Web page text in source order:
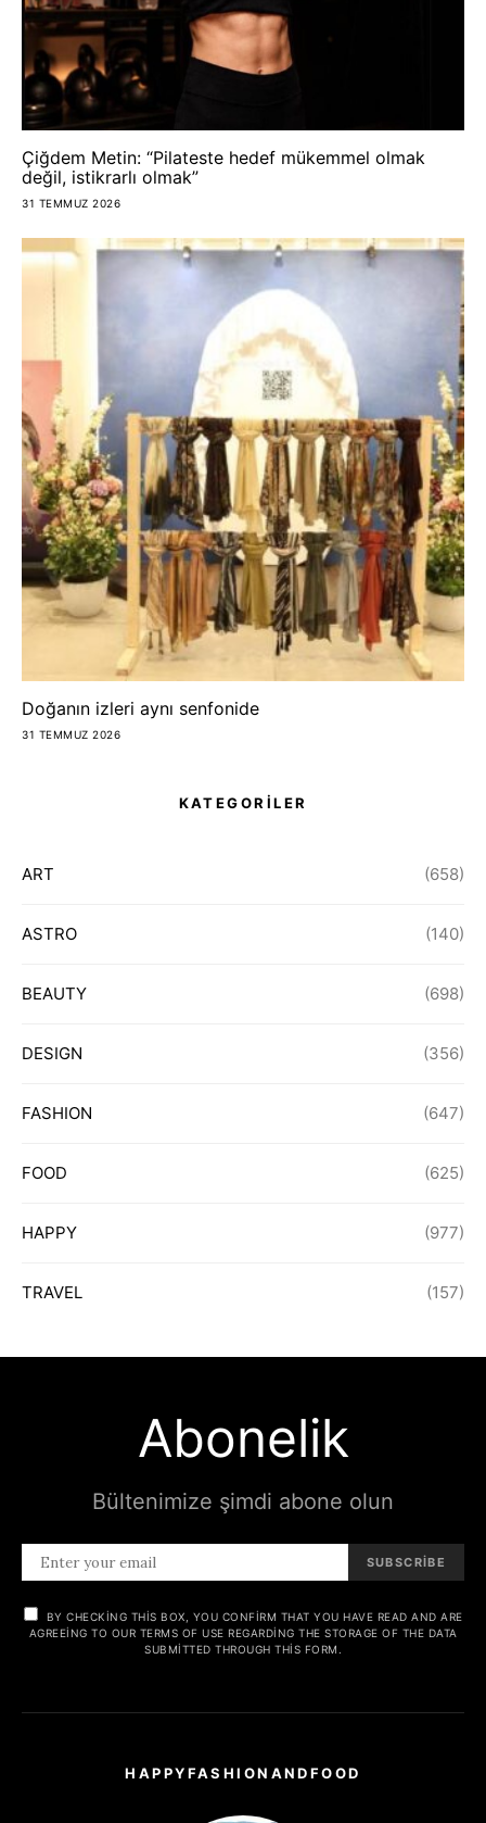
Çiğdem Metin: “Pilateste hedef mükemmel olmak
değil, istikrarlı olmak”
31 TEMMUZ 2026
Doğanın izleri aynı senfonide
31 TEMMUZ 2026
KATEGORİLER
ART (658)
ASTRO (140)
BEAUTY (698)
DESIGN (356)
FASHION (647)
FOOD (625)
HAPPY (977)
TRAVEL (157)
Abonelik
Bültenimize şimdi abone olun
SUBSCRIBE
BY CHECKING THIS BOX, YOU CONFIRM THAT YOU HAVE READ AND ARE
AGREEING TO OUR TERMS OF USE REGARDING THE STORAGE OF THE DATA
SUBMITTED THROUGH THIS FORM.
HAPPYFASHIONANDFOOD